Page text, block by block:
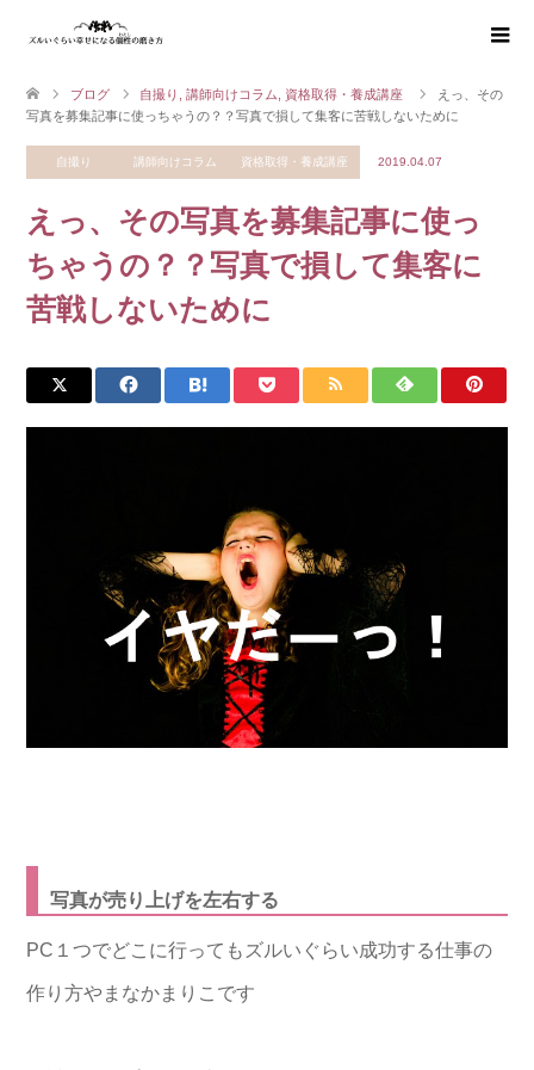
ブログ 自撮り 講師向けコラム 資格取得・養成講座
えっ、その
写真を募集記事に使っちゃうの？？写真で損して集客に苦戦しないために
自撮り 講師向けコラム 資格取得・養成講座 2019.04.07
えっ、その写真を募集記事に使っ
ちゃうの？？写真で損して集客に
苦戦しないために
写真が売り上げを左右する
PC１つでどこに行ってもズルいぐらい成功する仕事の
作り方やまなかまりこです